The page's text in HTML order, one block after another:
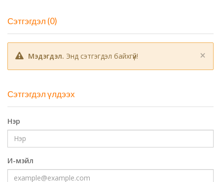
Сэтгэгдэл (0)
×
Мэдэгдэл. Энд сэтгэгдэл байхгүй!
Сэтгэгдэл үлдээх
Нэр
И-мэйл